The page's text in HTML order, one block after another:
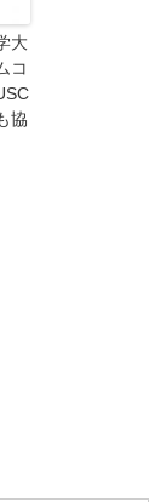
大
コ
協